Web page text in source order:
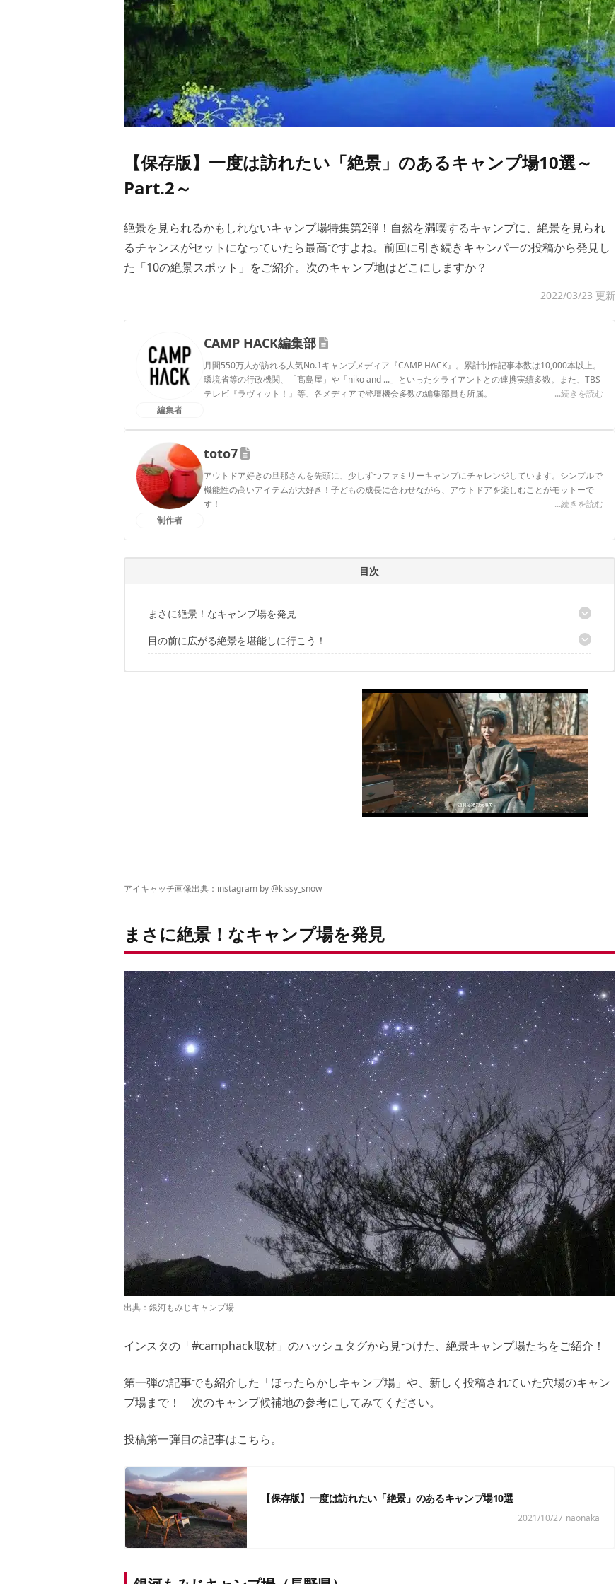
【保存版】一度は訪れたい「絶景」のあるキャンプ場10選～
Part.2～
絶景を見られるかもしれないキャンプ場特集第2弾！自然を満喫するキャンプに、絶景を見られ
るチャンスがセットになっていたら最高ですよね。前回に引き続きキャンパーの投稿から発見し
た「10の絶景スポット」をご紹介。次のキャンプ地はどこにしますか？
2022/03/23 更新
編集者
CAMP HACK編集部
月間550万人が訪れる人気No.1キャンプメディア『CAMP HACK』。累計制作記事本数は10,000本以上。
環境省等の行政機関、「髙島屋」や「niko and ...」といったクライアントとの連携実績多数。また、TBS
テレビ『ラヴィット！』等、各メディアで登壇機会多数の編集部員も所属。
...続きを読む
制作者
toto7
アウトドア好きの旦那さんを先頭に、少しずつファミリーキャンプにチャレンジしています。シンプルで
機能性の高いアイテムが大好き！子どもの成長に合わせながら、アウトドアを楽しむことがモットーで
す！
...続きを読む
目次
まさに絶景！なキャンプ場を発見
銀河もみじキャンプ場（長野県）
八千穂高原駒出池キャンプ場（長野県）
夏限定キャンプ場！日本屈指の透明度の本栖湖を満喫しよう
この眺望は見なきゃ損！温泉も楽しめる絶景キャンプ場
幻想的な絶景！雲海が広がる天空の遊び場
目の前に広がる絶景を堪能しに行こう！
綺麗な景色が見えるキャンプ場にはカメラをレンタルして持って行こう！
アイキャッチ画像出典：instagram by @kissy_snow
まさに絶景！なキャンプ場を発見
出典： 銀河もみじキャンプ場
インスタの「#camphack取材」のハッシュタグから見つけた、絶景キャンプ場たちをご紹介！
第一弾の記事でも紹介した「ほったらかしキャンプ場」や、新しく投稿されていた穴場のキャン
プ場まで！ 次のキャンプ候補地の参考にしてみてください。
投稿第一弾目の記事はこちら。
【保存版】一度は訪れたい「絶景」のあるキャンプ場10選
2021/10/27 naonaka